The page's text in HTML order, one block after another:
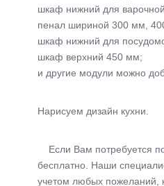
шкаф нижний для
пенал шириной 300 мм,
шкаф нижний для
шкаф верхний 450 мм;
и другие модули можно
Нарисуем дизайн кухни.
Если Вам потребуется
бесплатно. Наши
учетом любых пожеланий,